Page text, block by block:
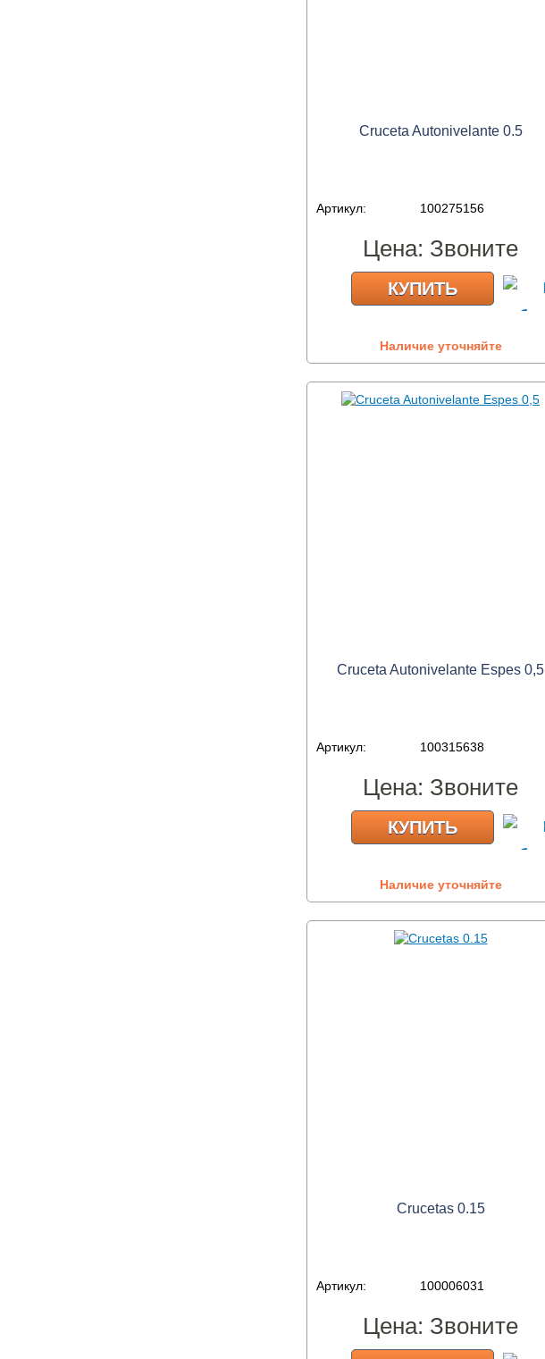
Cruceta Autonivelante 0.5
Артикул: 100275156
Цена: Звоните
КУПИТЬ
Наличие уточняйте
Cruceta Autonivelante Espes 0,5
Артикул: 100315638
Цена: Звоните
КУПИТЬ
Наличие уточняйте
Crucetas 0.15
Артикул: 100006031
Цена: Звоните